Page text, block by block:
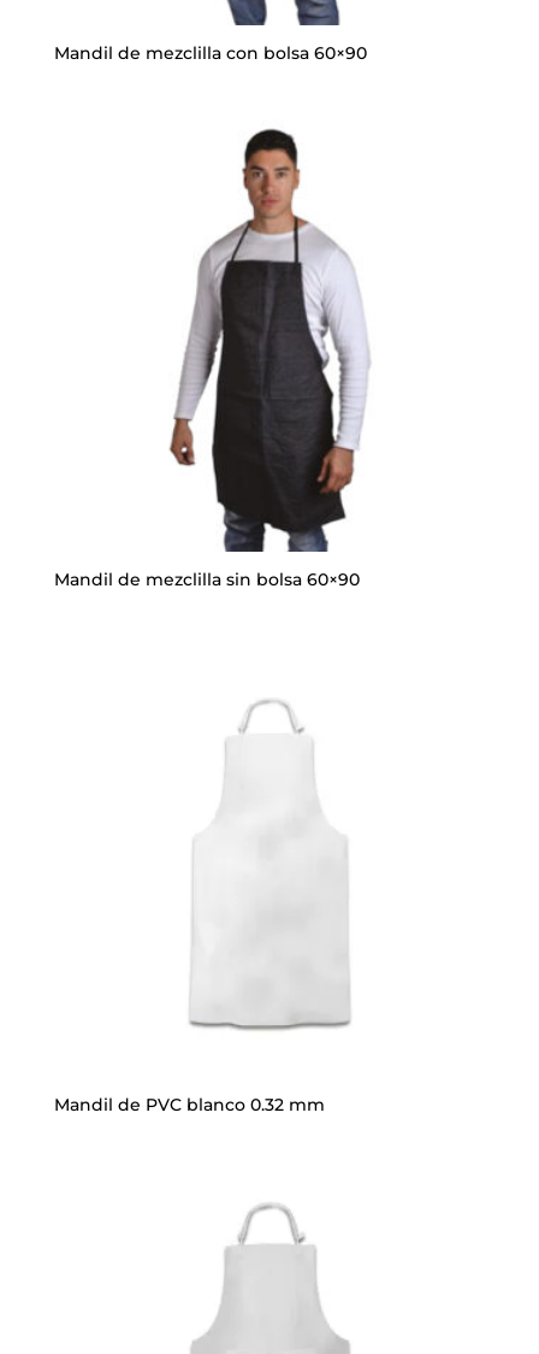
Mandil de mezclilla con bolsa 60×90
Mandil de mezclilla sin bolsa 60×90
Mandil de PVC blanco 0.32 mm